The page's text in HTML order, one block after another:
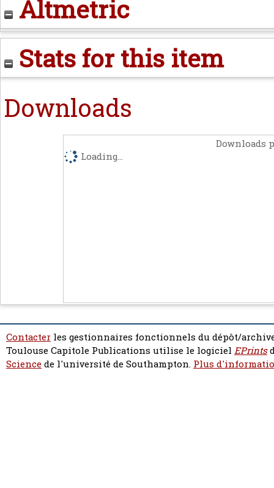
Altmetric
Stats for this item
Downloads
Downloads
Loading...
Contacter les gestionnaires fonctionnels du dépôt/
Toulouse Capitole Publications utilise le logiciel EPrints
Sciencede l'université de Southampton. Plus